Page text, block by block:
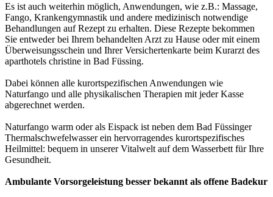
Es ist auch weiterhin möglich, Anwendungen, wie z.B.: Massage,
Fango, Krankengymnastik und andere medizinisch notwendige
Behandlungen auf Rezept zu erhalten. Diese Rezepte bekommen
Sie entweder bei Ihrem behandelten Arzt zu Hause oder mit einem
Überweisungsschein und Ihrer Versichertenkarte beim Kurarzt des
aparthotels christine in Bad Füssing.
Dabei können alle kurortspezifischen Anwendungen wie
Naturfango und alle physikalischen Therapien mit jeder Kasse
abgerechnet werden.
Naturfango warm oder als Eispack ist neben dem Bad Füssinger
Thermalschwefelwasser ein hervorragendes kurortspezifisches
Heilmittel: bequem in unserer Vitalwelt auf dem Wasserbett für Ihre
Gesundheit.
Ambulante Vorsorgeleistung besser bekannt als offene Badekur